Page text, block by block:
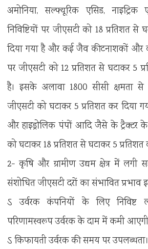
अमोनिया, सल्फ्यूरिक एसिड,
निविष्टियों पर जीएसटी को 18 प्रतिशत से
दिया गया है और कई जैव कीटनाशकों और
पर जीएसटी को 12 प्रतिशत से घटाकर 5
है। इसके अलावा 1800 सीसी क्षमता से
जीएसटी को घटाकर 5 प्रतिशत कर दिया
और हाइड्रोलिक पंपों आदि जैसे के ट्रैक्टर
को घटाकर 18 प्रतिशत से घटाकर 5 प्रतिशत
2- कृषि और ग्रामीण उद्यम क्षेत्र में लगी
संशोधित जीएसटी दरों का संभावित प्रभाव
ऽ उर्वरक कंपनियों के लिए
परिणामस्वरूप उर्वरक के दाम में कमी
ऽ किफायती उर्वरक की समय पर उपलब्धता।